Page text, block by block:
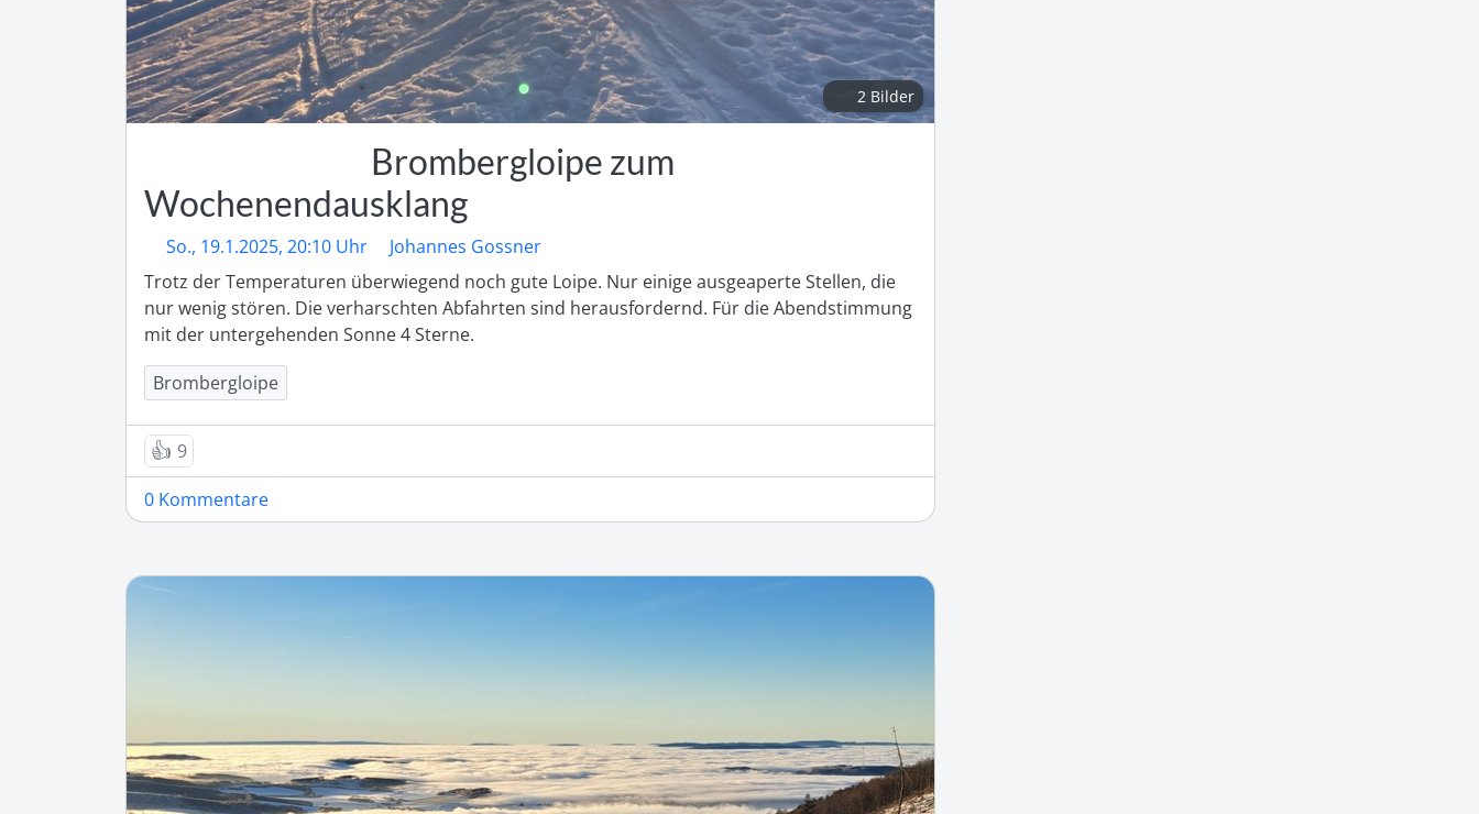
2 Bilder
Brombergloipe zum
Wochenendausklang
So., 19.1.2025, 20:10 Uhr
Johannes Gossner
Trotz der Temperaturen überwiegend noch gute Loipe. Nur einige ausgeaperte Stellen, die
nur wenig stören. Die verharschten Abfahrten sind herausfordernd. Für die Abendstimmung
mit der untergehenden Sonne 4 Sterne.
Brombergloipe
👍 9
0 Kommentare